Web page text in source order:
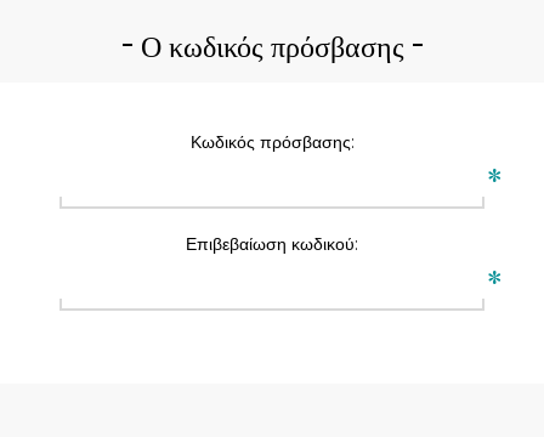
Ο κωδικός πρόσβασης
Κωδικός πρόσβασης:
*
Επιβεβαίωση κωδικού:
*